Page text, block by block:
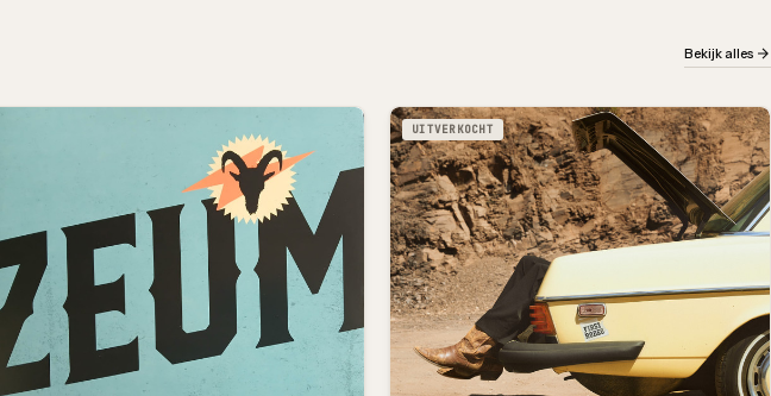
Bekijk alles
UITVERKOCHT